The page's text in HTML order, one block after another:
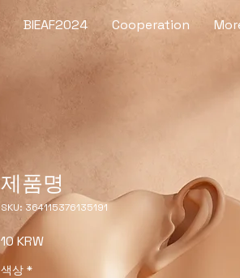
BIEAF2024 Cooperation
제품명
SKU: 364115376135191
10 KRWPrice
색상 *